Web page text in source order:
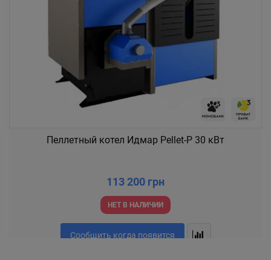
Пеллетный котел Идмар Pellet-P 30 кВт
113 200 грн
НЕТ В НАЛИЧИИ
Сообщить когда появится